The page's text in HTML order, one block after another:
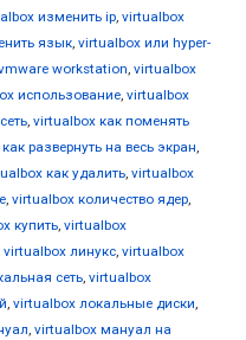
изменить ip, virtualbox
язык, virtualbox или hyper-
workstation, virtualbox
использование, virtualbox
, virtualbox как поменять
развернуть на весь экран,
как удалить, virtualbox
, virtualbox количество ядер,
купить, virtualbox
virtualbox линукс, virtualbox
сеть, virtualbox
, virtualbox локальные диски,
, virtualbox мануал на